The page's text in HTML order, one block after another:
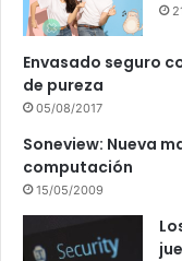
Envasado seguro
de pureza
05/08/2017
Soneview: Nueva
computación
15/05/2009